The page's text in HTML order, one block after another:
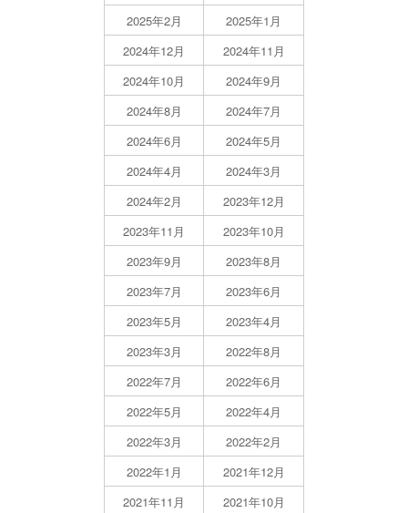
2025年2月
2025年1月
2024年12月
2024年11月
2024年10月
2024年9月
2024年8月
2024年7月
2024年6月
2024年5月
2024年4月
2024年3月
2024年2月
2023年12月
2023年11月
2023年10月
2023年9月
2023年8月
2023年7月
2023年6月
2023年5月
2023年4月
2023年3月
2022年8月
2022年7月
2022年6月
2022年5月
2022年4月
2022年3月
2022年2月
2022年1月
2021年12月
2021年11月
2021年10月